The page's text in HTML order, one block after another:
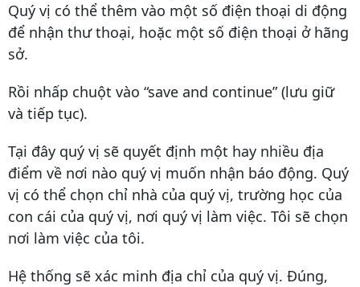
Quý vị có thể thêm vào một số điện thoại di động
để nhận thư thoại, hoặc một số điện thoại ở hãng
sở.
Rồi nhấp chuột vào “save and continue” (lưu giữ
và tiếp tục).
Tại đây quý vị sẽ quyết định một hay nhiều địa
điểm về nơi nào quý vị muốn nhận báo động. Quý
vị có thể chọn chỉ nhà của quý vị, trường học của
con cái của quý vị, nơi quý vị làm việc. Tôi sẽ chọn
nơi làm việc của tôi.
Hệ thống sẽ xác minh địa chỉ của quý vị. Đúng,